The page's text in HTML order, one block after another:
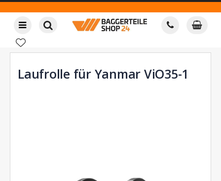
Laufrolle für Yanmar ViO35-1